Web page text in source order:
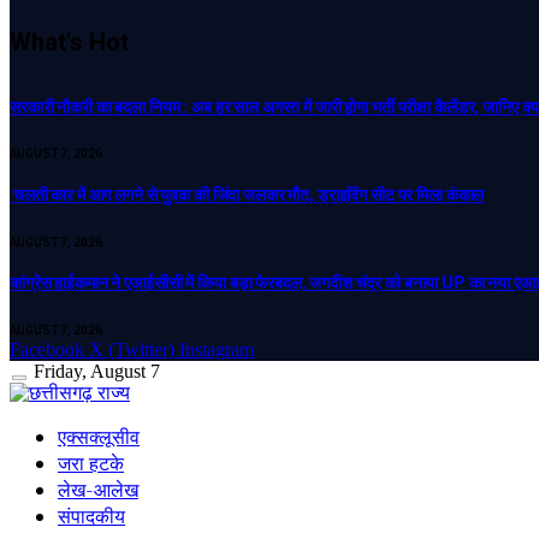
What's Hot
सरकारी नौकरी का बदला नियम : अब हर साल अगस्त में जारी होगा भर्ती परीक्षा कैलेंडर, जानिए
AUGUST 7, 2026
चलती कार में आग लगने से युवक की जिंदा जलकर मौत, ड्राइविंग सीट पर मिला कंकाल
AUGUST 7, 2026
कांग्रेस हाईकमान ने एआईसीसी में किया बड़ा फेरबदल, जगदीश चंद्र को बनाया UP का नया
AUGUST 7, 2026
Facebook X (Twitter) Instagram
Friday, August 7
एक्सक्लूसीव
जरा हटके
लेख-आलेख
संपादकीय